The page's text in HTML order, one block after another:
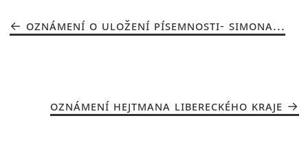
OZNÁMENÍ O ULOŽENÍ PÍSEMNOSTI- SIMONA...
OZNÁMENÍ HEJTMANA LIBERECKÉHO KRAJE